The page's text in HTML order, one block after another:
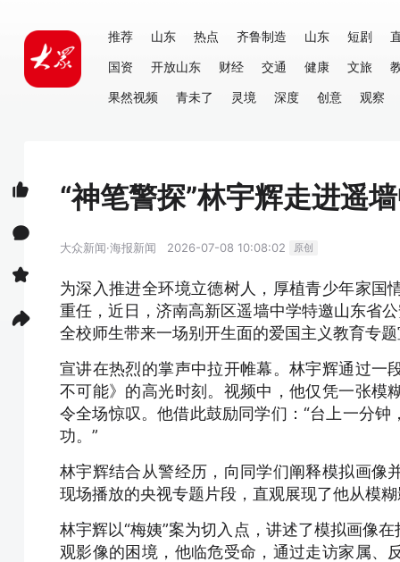
推荐 山东 热点 齐鲁制造 山东 短剧
国资
开放山东 财经 交通 健康 文旅
果然视频
青未了 灵境 深度 创意 观察
“神笔警探”林宇辉走进遥
大众新闻·海报新闻 2026-07-08 10:08:02 原创
为深入推进全环境立德树人，厚植青少年家国
重任，近日，济南高新区遥墙中学特邀山东省
全校师生带来一场别开生面的爱国主义教育专
宣讲在热烈的掌声中拉开帷幕。林宇辉通过一
不可能》的高光时刻。视频中，他仅凭一张模
令全场惊叹。他借此鼓励同学们：“台上一分
功。”
林宇辉结合从警经历，向同学们阐释模拟画像
现场播放的央视专题片段，直观展现了他从模
林宇辉以“梅姨”案为切入点，讲述了模拟画像
观影像的困境，他临危受命，通过走访家属、